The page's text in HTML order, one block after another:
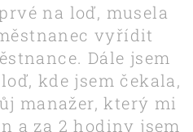
na loď, musela
vyřídit
Dále jsem
kde jsem čekala,
manažer, který mi
a za 2 hodiny jsem